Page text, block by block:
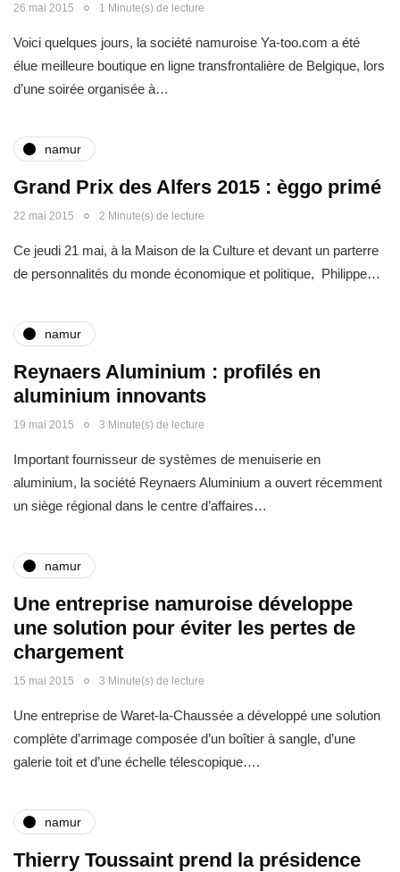
26 mai 2015 1 Minute(s) de lecture
Voici quelques jours, la société namuroise Ya-too.com a été
élue meilleure boutique en ligne transfrontalière de Belgique, lors
d’une soirée organisée à…
namur
Grand Prix des Alfers 2015 : èggo primé
22 mai 2015 2 Minute(s) de lecture
Ce jeudi 21 mai, à la Maison de la Culture et devant un parterre
de personnalités du monde économique et politique, Philippe…
namur
Reynaers Aluminium : profilés en
aluminium innovants
19 mai 2015 3 Minute(s) de lecture
Important fournisseur de systèmes de menuiserie en
aluminium, la société Reynaers Aluminium a ouvert récemment
un siège régional dans le centre d’affaires…
namur
Une entreprise namuroise développe
une solution pour éviter les pertes de
chargement
15 mai 2015 3 Minute(s) de lecture
Une entreprise de Waret-la-Chaussée a développé une solution
complète d’arrimage composée d’un boîtier à sangle, d’une
galerie toit et d’une échelle télescopique….
namur
Thierry Toussaint prend la présidence